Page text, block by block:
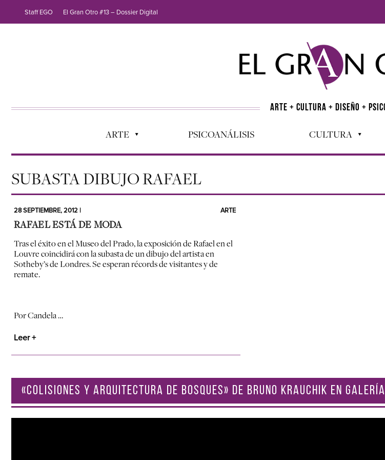
Staff EGO El Gran Otro #13 – Dossier Digital
ARTE + CULTURA + DISEÑO +
ARTE PSICOANÁLISIS CULTURA
SUBASTA DIBUJO RAFAEL
28 SEPTIEMBRE, 2012 | ARTE
RAFAEL ESTÁ DE MODA
Tras el éxito en el Museo del Prado, la exposición de Rafael en el
Louvre coincidirá con la subasta de un dibujo del artista en
Sotheby’s de Londres. Se esperan récords de visitantes y de
remate.
Por Candela …
Leer +
«COLISIONES Y ARQUITECTURA DE BOSQUES» DE BRUNO KRAUCHIK EN